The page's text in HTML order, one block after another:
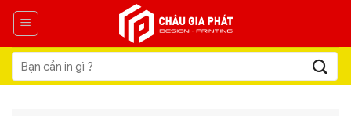
Skip
content
Tìm
kiếm: